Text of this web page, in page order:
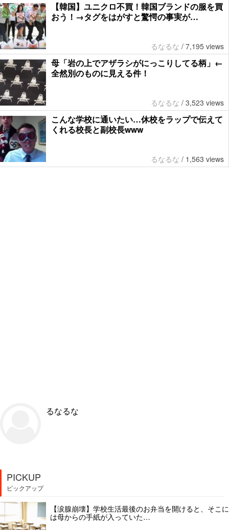
【韓国】ユニクロ不買！韓国ブランドの服を買
おう！→タグをはがすと驚愕の事実が…
るなるな / 7,195 views
母「岩の上でアザラシがにっこりしてる柄」←
全然別のものに見える件！
るなるな / 3,523 views
こんな学校に通いたい…休校をラップで伝えて
くれる校長と副校長www
るなるな / 1,563 views
るなるな
PICKUP
ピックアップ
【涙腺崩壊】学校生活最後のお弁当を開けると、そこに
は母からの手紙が入っていた…